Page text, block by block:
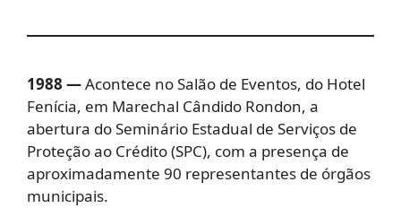
1988 —Acontece no Salão de Eventos, do Hotel
Fenícia, em Marechal Cândido Rondon, a
abertura do Seminário Estadual de Serviços de
Proteção ao Crédito (SPC), com a presença de
aproximadamente 90 representantes de órgãos
municipais.